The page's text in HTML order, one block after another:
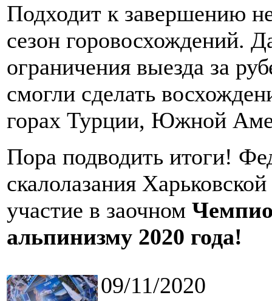
Подходит к завершению
сезон горовосхождений.
ограничения выезда за
смогли сделать
горах Турции, Южной
Пора подводить итоги!
скалолазания
участие в заочном
альпинизму 2020 года!
09/11/2020